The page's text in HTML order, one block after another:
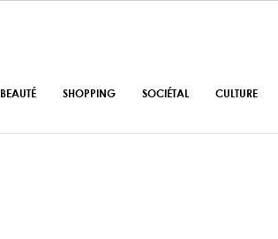
BEAUTÉ SHOPPING SOCIÉTAL CULTURE